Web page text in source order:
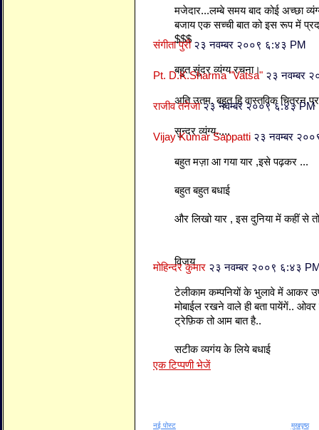
मजेदार...लम्बे समय बाद कोई अच्छा
बजाय एक सच्ची बात को इस रूप में
$$$
संगीता पुरी २३ नवम्बर २००९ ६:४३ PM
बहुत सुंदर व्‍यंग्‍य रचना।
Pt. D.K.Sharma "Vatsa" २३ नवम्बर
अति उतम. बहुत हि वास्तविक चित्रन
राजीव तनेजा २३ नवम्बर २००९ ६:४३ PM
सुन्दर व्यंग्य.....
Vijay Kumar Sappatti २३ नवम्बर
बहुत मज़ा आ गया यार ,इसे पढ़कर ...
बहुत बहुत बधाई
और लिखो यार , इस दुनिया में कहीं से
विजय
मोहिन्दर कुमार २३ नवम्बर २००९ ६:४३
टेलीकाम कम्पनियों के भुलावे में आकर
मोबाईल रखने वाले ही बता पायेंगें..
ट्रेफ़िक तो आम बात है..
सटीक व्यगंय के लिये बधाई
एक टिप्पणी भेजें
नई पोस्ट मुखपृष्ठ